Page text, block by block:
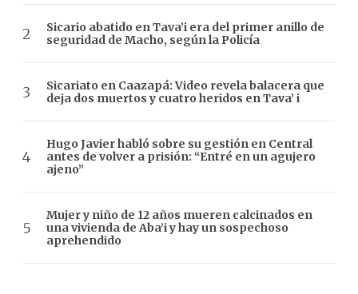
Sicario abatido en Tava’i era del primer anillo de
seguridad de Macho, según la Policía
Sicariato en Caazapá: Video revela balacera que
deja dos muertos y cuatro heridos en Tava’ i
Hugo Javier habló sobre su gestión en Central
antes de volver a prisión: “Entré en un agujero
ajeno”
Mujer y niño de 12 años mueren calcinados en
una vivienda de Aba’i y hay un sospechoso
aprehendido